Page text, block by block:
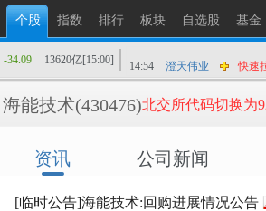
个股 指数 排行 板块 自选股 基金
-34.09 13620亿[15:00]
14:55
郑州煤电
猛烈
14:54
澄天伟业
快速
14:53
致远互联
猛烈
14:53
安迪苏
快速
海能技术(430476)北交所代码切换为
资讯 公司新闻
[临时公告]海能技术:回购进展情况公告